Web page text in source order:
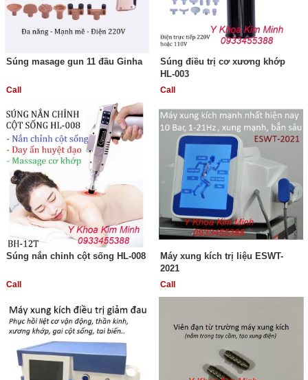
Súng masage gun 11 đầu Ginha
Call
Súng điều trị cơ xương khớp
HL-003
Call
Súng nắn chỉnh cột sống HL-008
Call
Máy xung kích trị liệu ESWT-
2021
Call